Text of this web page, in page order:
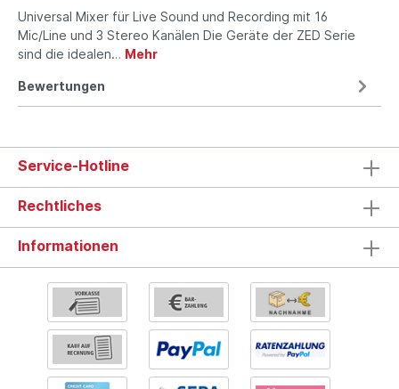
Universal Mixer für Live Sound und Recording mit 16
Mic/Line und 3 Stereo Kanälen Die Geräte der ZED Serie
sind die idealen… Mehr
Bewertungen
Service-Hotline
Rechtliches
Informationen